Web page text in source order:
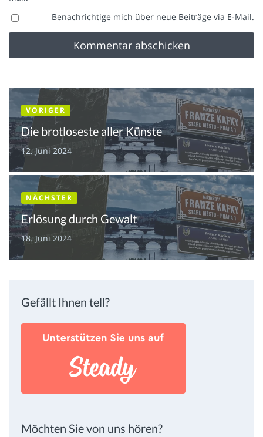
Benachrichtige mich über neue Beiträge via E-Mail.
VORIGER
Die brotloseste aller Künste
12. Juni 2024
NÄCHSTER
Erlösung durch Gewalt
18. Juni 2024
Gefällt Ihnen tell?
Möchten Sie von uns hören?